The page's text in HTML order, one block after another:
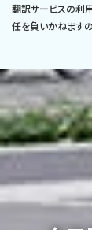
翻訳サービスの利
任を負いかねますの